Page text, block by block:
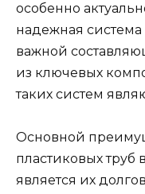
особенно
надежная система
важной
из ключевых
таких систем
Основной
пластиковых труб
является их